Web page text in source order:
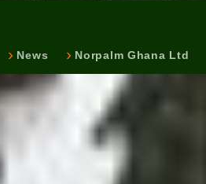
News Norpalm Ghana Ltd